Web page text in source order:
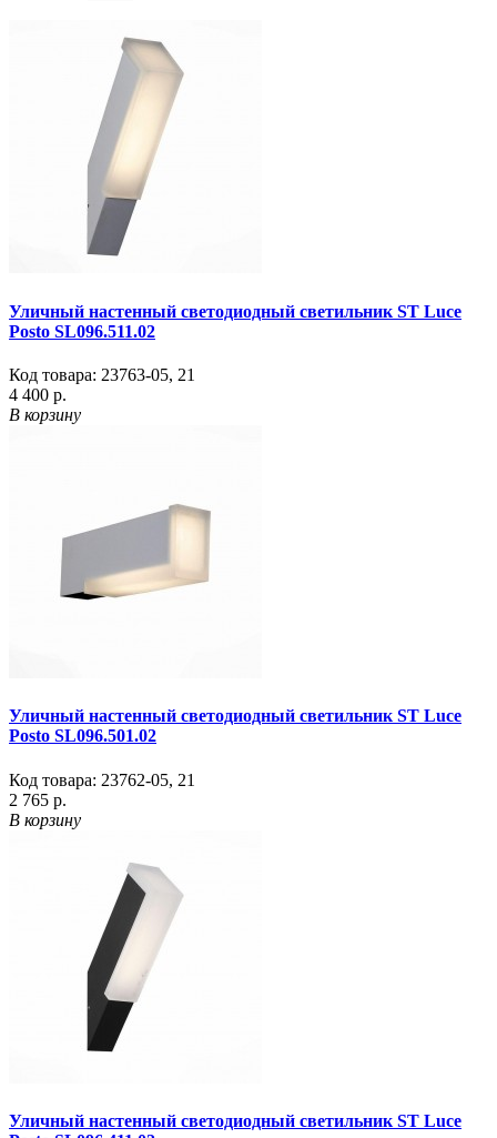
Уличный настенный светодиодный светильник ST Luce
Posto SL096.511.02
Код товара: 23763-05, 21
4 400 р.
В корзину
Уличный настенный светодиодный светильник ST Luce
Posto SL096.501.02
Код товара: 23762-05, 21
2 765 р.
В корзину
Уличный настенный светодиодный светильник ST Luce